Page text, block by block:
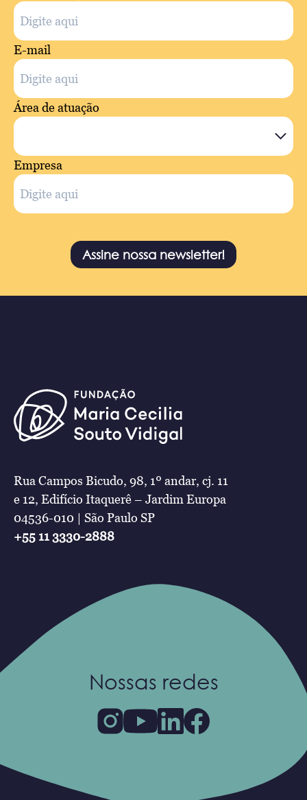
E-mail
Área de atuação
Empresa
Assine nossa newsletter!
Rua Campos Bicudo, 98, 1º andar, cj. 11
e 12, Edifício Itaquerê – Jardim Europa
04536-010 | São Paulo SP
+55 11 3330-2888
Nossas redes